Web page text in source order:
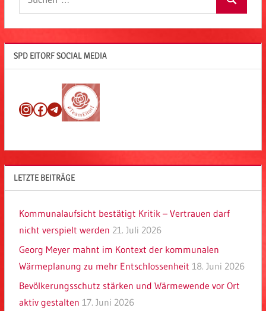
Suchen
SPD EITORF SOCIAL MEDIA
Instagram
Facebook
Telegram
LETZTE BEITRÄGE
Kommunalaufsicht bestätigt Kritik – Vertrauen darf
nicht verspielt werden 21. Juli 2026
Georg Meyer mahnt im Kontext der kommunalen
Wärmeplanung zu mehr Entschlossenheit 18. Juni 2026
Bevölkerungsschutz stärken und Wärmewende vor Ort
aktiv gestalten 17. Juni 2026